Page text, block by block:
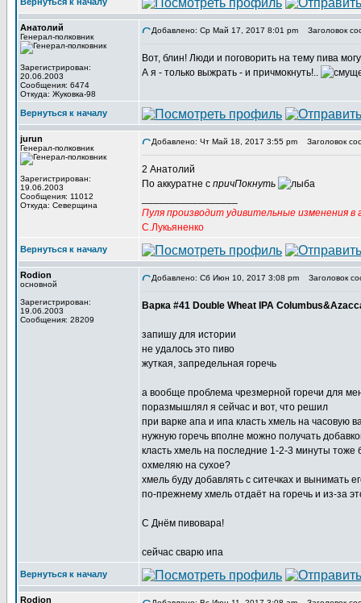
Анатолий
Генерал-полковник
Зарегистрирован:
20.06.2003
Сообщения: 6474
Откуда: Жуковка-98
Добавлено: Ср Май 17, 2017 8:01 pm Заголовок
Вот, блин! Люди и поговорить на тему пива
А я - только выжрать - и причмокнуть!..
Вернуться к началу
jurun
Генерал-полковник
Зарегистрирован:
19.06.2003
Сообщения: 11012
Откуда: Северщина
Добавлено: Чт Май 18, 2017 3:55 pm Заголовок
2 Анатолий
По аккуратне с причПокнуть
Пуля производит удивительные изменения в
С.Лукьяненко
Вернуться к началу
Rodion
основной
Зарегистрирован:
19.06.2003
Сообщения: 28209
Добавлено: Сб Июн 10, 2017 3:08 pm Заголовок
Варка #41 Double Wheat IPA
запишу для истории
не удалось это пиво
жуткая, запредельная горечь
а вообще проблема чрезмерной горечи для
поразмышлял я сейчас и вот, что решил
при варке апа и ипа класть хмель на часовую
нужную горечь вполне можно получать
класть хмель на последние 1-2-3 минуты тоже
охмеляю на сухое?
хмель буду добавлять с ситечках и вынимать
по-прежнему хмель отдаёт на горечь и из-за
С Днём пивовара!
сейчас сварю ипа
Вернуться к началу
Rodion